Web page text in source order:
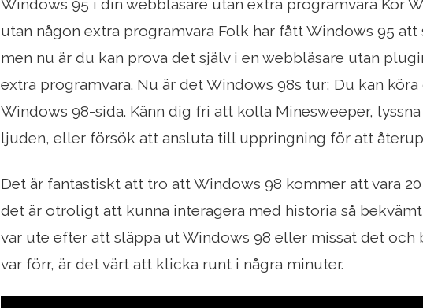
Windows 95 i din webbläsare utan extra programvara Kör
utan någon extra programvara Folk har fått Windows 95 att
men nu är du kan prova det själv i en webbläsare utan
extra programvara. Nu är det Windows 98s tur; Du kan köra
Windows 98-sida. Känn dig fri att kolla Minesweeper,
ljuden, eller försök att ansluta till uppringning för att
Det är fantastiskt att tro att Windows 98 kommer att vara
det är otroligt att kunna interagera med historia så
var ute efter att släppa ut Windows 98 eller missat det och
var förr, är det värt att klicka runt i några minuter.